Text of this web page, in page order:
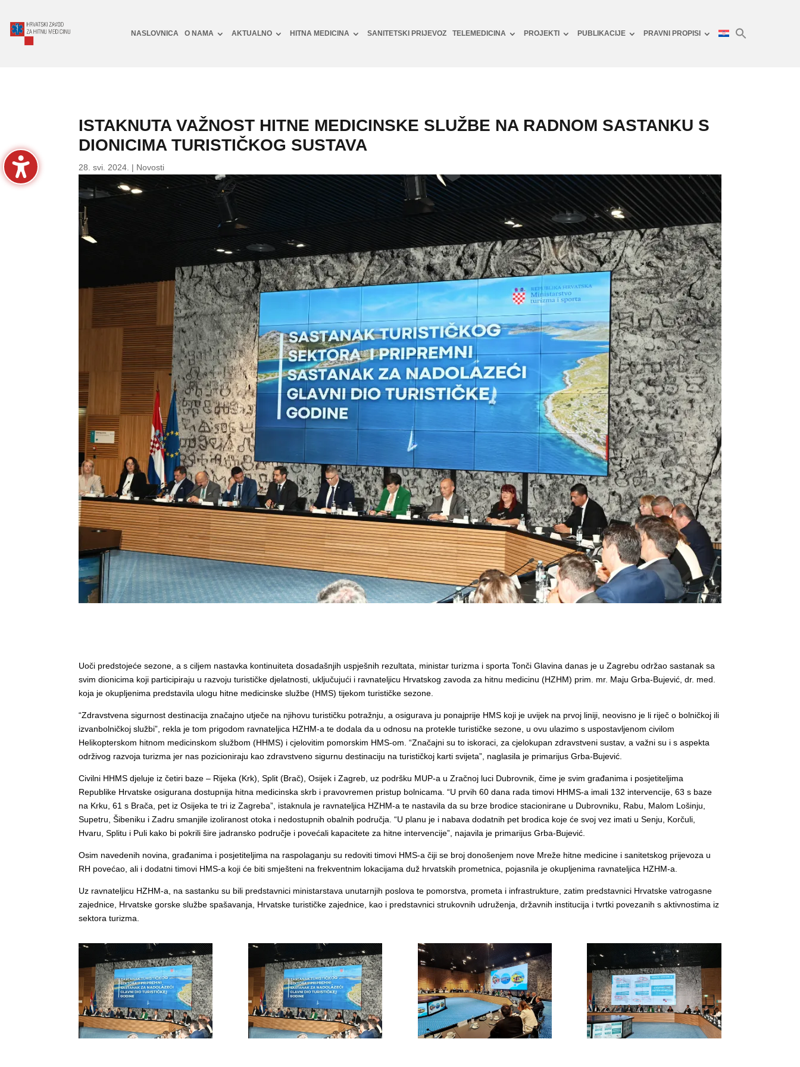
NASLOVNICA O NAMA AKTUALNO HITNA MEDICINA SANITETSKI PRIJEVOZ TELEMEDICINA PROJEKTI PUBLIKACIJE PRAVNI PROPISI
ISTAKNUTA VAŽNOST HITNE MEDICINSKE SLUŽBE NA RADNOM SASTANKU S
DIONICIMA TURISTIČKOG SUSTAVA
28. svi. 2024. | Novosti
Uoči predstojeće sezone, a s ciljem nastavka kontinuiteta dosadašnjih uspješnih rezultata, ministar turizma i sporta Tonči Glavina danas je u Zagrebu održao sastanak sa
svim dionicima koji participiraju u razvoju turističke djelatnosti, uključujući i ravnateljicu Hrvatskog zavoda za hitnu medicinu (HZHM) prim. mr. Maju Grba-Bujević, dr. med.
koja je okupljenima predstavila ulogu hitne medicinske službe (HMS) tijekom turističke sezone.
“Zdravstvena sigurnost destinacija značajno utječe na njihovu turističku potražnju, a osigurava ju ponajprije HMS koji je uvijek na prvoj liniji, neovisno je li riječ o bolničkoj ili
izvanbolničkoj službi”, rekla je tom prigodom ravnateljica HZHM-a te dodala da u odnosu na protekle turističke sezone, u ovu ulazimo s uspostavljenom civilom
Helikopterskom hitnom medicinskom službom (HHMS) i cjelovitim pomorskim HMS-om. “Značajni su to iskoraci, za cjelokupan zdravstveni sustav, a važni su i s aspekta
održivog razvoja turizma jer nas pozicioniraju kao zdravstveno sigurnu destinaciju na turističkoj karti svijeta”, naglasila je primarijus Grba-Bujević.
Civilni HHMS djeluje iz četiri baze – Rijeka (Krk), Split (Brač), Osijek i Zagreb, uz podršku MUP-a u Zračnoj luci Dubrovnik, čime je svim građanima i posjetiteljima
Republike Hrvatske osigurana dostupnija hitna medicinska skrb i pravovremen pristup bolnicama. “U prvih 60 dana rada timovi HHMS-a imali 132 intervencije, 63 s baze
na Krku, 61 s Brača, pet iz Osijeka te tri iz Zagreba”, istaknula je ravnateljica HZHM-a te nastavila da su brze brodice stacionirane u Dubrovniku, Rabu, Malom Lošinju,
Supetru, Šibeniku i Zadru smanjile izoliranost otoka i nedostupnih obalnih područja. “U planu je i nabava dodatnih pet brodica koje će svoj vez imati u Senju, Korčuli,
Hvaru, Splitu i Puli kako bi pokrili šire jadransko područje i povećali kapacitete za hitne intervencije”, najavila je primarijus Grba-Bujević.
Osim navedenih novina, građanima i posjetiteljima na raspolaganju su redoviti timovi HMS-a čiji se broj donošenjem nove Mreže hitne medicine i sanitetskog prijevoza u
RH povećao, ali i dodatni timovi HMS-a koji će biti smješteni na frekventnim lokacijama duž hrvatskih prometnica, pojasnila je okupljenima ravnateljica HZHM-a.
Uz ravnateljicu HZHM-a, na sastanku su bili predstavnici ministarstava unutarnjih poslova te pomorstva, prometa i infrastrukture, zatim predstavnici Hrvatske vatrogasne
zajednice, Hrvatske gorske službe spašavanja, Hrvatske turističke zajednice, kao i predstavnici strukovnih udruženja, državnih institucija i tvrtki povezanih s aktivnostima iz
sektora turizma.